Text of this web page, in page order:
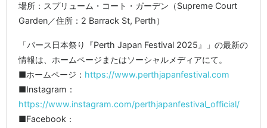
場所：スプリューム・コート・ガーデン（Supreme Court
Garden／住所：2 Barrack St, Perth）
「パース日本祭り『Perth Japan Festival 2025』」の最新の
情報は、ホームページまたはソーシャルメディアにて。
■ホームページ： https://www.perthjapanfestival.com
■Instagram：
https://www.instagram.com/perthjapanfestival_official/
■Facebook：